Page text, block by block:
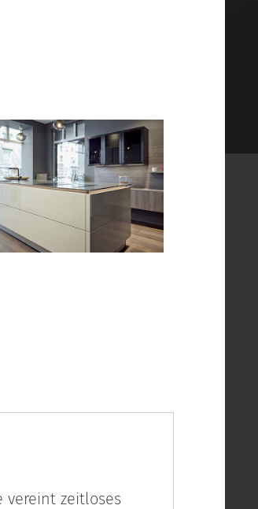
vereint zeitloses